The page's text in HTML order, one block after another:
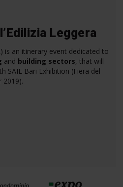
Leggera
is an itinerary event dedicated to
and building sectors, that will
SAIE Bari Exhibition (Fiera del
2019).